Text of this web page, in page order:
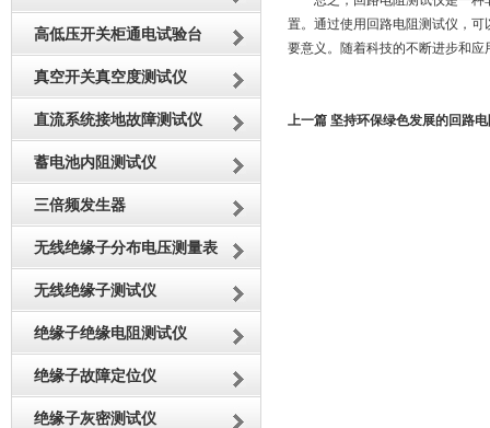
高低压开关柜通电试验台
真空开关真空度测试仪
直流系统接地故障测试仪
蓄电池内阻测试仪
三倍频发生器
无线绝缘子分布电压测量表
无线绝缘子测试仪
绝缘子绝缘电阻测试仪
绝缘子故障定位仪
绝缘子灰密测试仪
置。通过使用回路电阻测试仪，
要意义。随着科技的不断进步和
上一篇 坚持环保绿色发展的回路